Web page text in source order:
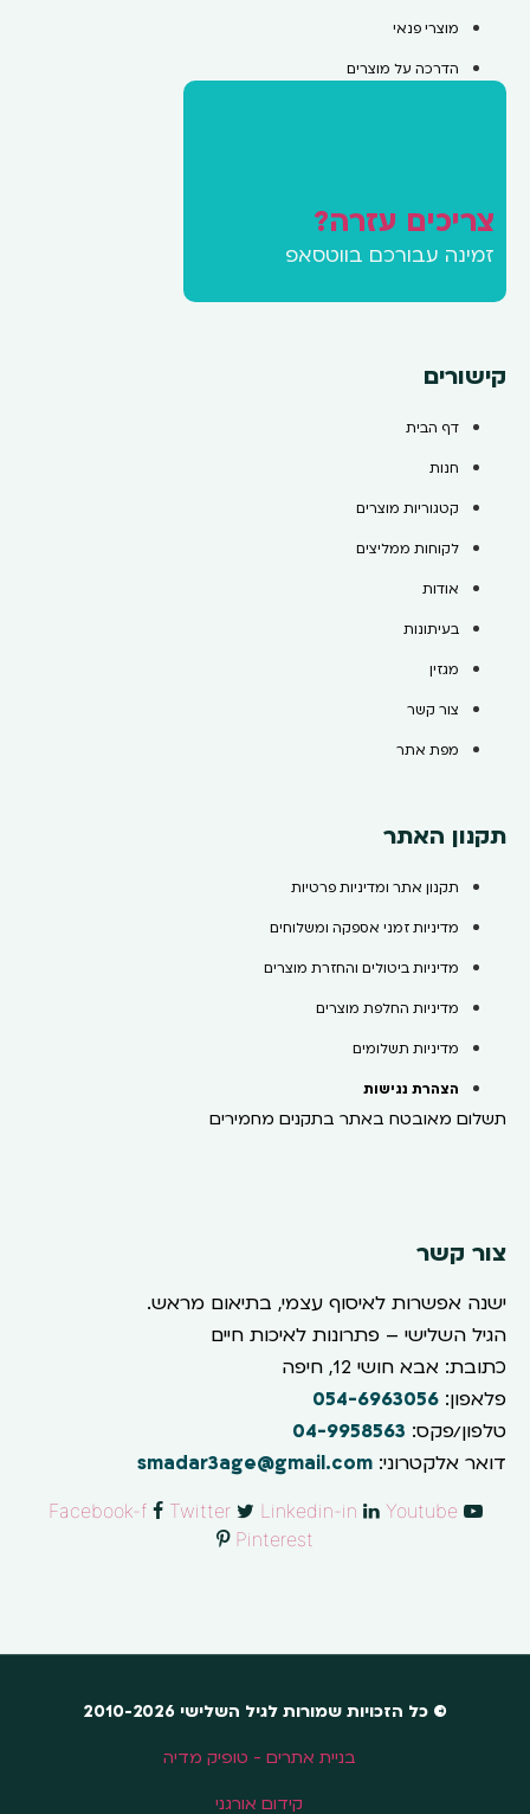
מוצרי פנאי
הדרכה על מוצרים
צריכים עזרה?
זמינה עבורכם בווטסאפ
קישורים
דף הבית
חנות
קטגוריות מוצרים
לקוחות ממליצים
אודות
בעיתונות
מגזין
צור קשר
מפת אתר
תקנון האתר
תקנון אתר ומדיניות פרטיות
מדיניות זמני אספקה ומשלוחים
מדיניות ביטולים והחזרת מוצרים
מדיניות החלפת מוצרים
מדיניות תשלומים
הצהרת נגישות
תשלום מאובטח באתר בתקנים מחמירים
צור קשר
ישנה אפשרות לאיסוף עצמי, בתיאום מראש.
הגיל השלישי – פתרונות לאיכות חיים
כתובת: אבא חושי 12, חיפה
פלאפון: 054-6963056
טלפון/פקס: 04-9958563
דואר אלקטרוני: smadar3age@gmail.com
Facebook-f Twitter Linkedin-in
Youtube
Pinterest
© כל הזכויות שמורות לגיל השלישי 2010-2026
בניית אתרים - טופיק מדיה
קידום אורגני